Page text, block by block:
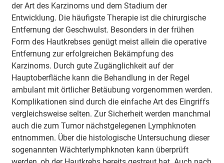
der Art des Karzinoms und dem Stadium der
Entwicklung. Die häufigste Therapie ist die chirurgische
Entfernung der Geschwulst. Besonders in der frühen
Form des Hautkrebses genügt meist allein die operative
Entfernung zur erfolgreichen Bekämpfung des
Karzinoms. Durch gute Zugänglichkeit auf der
Hauptoberfläche kann die Behandlung in der Regel
ambulant mit örtlicher Betäubung vorgenommen werden.
Komplikationen sind durch die einfache Art des Eingriffs
vergleichsweise selten. Zur Sicherheit werden manchmal
auch die zum Tumor nächstgelegenen Lymphknoten
entnommen. Über die histologische Untersuchung dieser
sogenannten Wächterlymphknoten kann überprüft